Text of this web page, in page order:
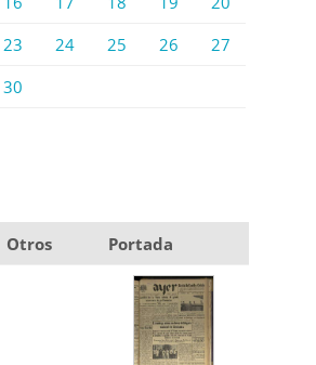
23 24 25 26
27
30
Otros
Portada